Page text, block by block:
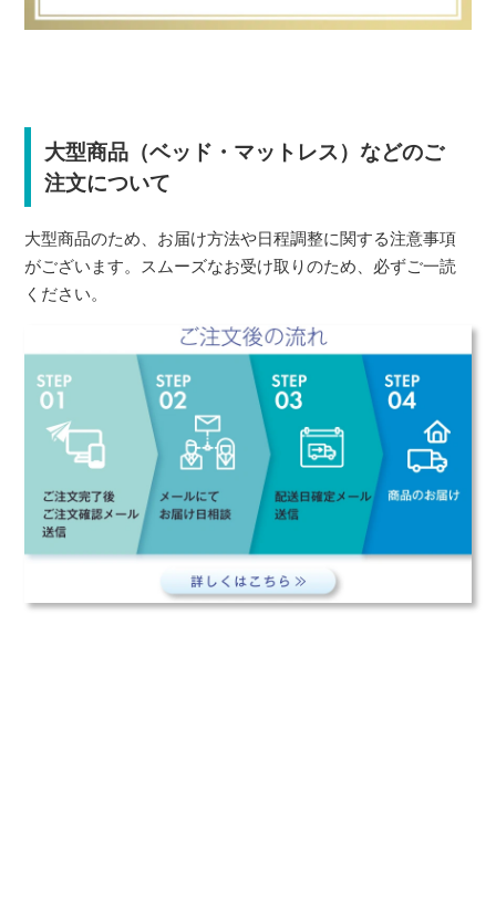
大型商品（ベッド・マットレス）などのご
注文について
大型商品のため、お届け方法や日程調整に関する注意事項
がございます。スムーズなお受け取りのため、必ずご一読
ください。